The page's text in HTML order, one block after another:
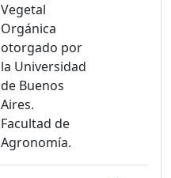
Vegetal
Orgánica
otorgado por
la Universidad
de Buenos
Aires.
Facultad de
Agronomía.